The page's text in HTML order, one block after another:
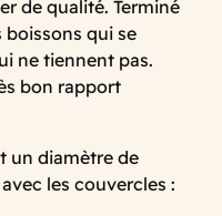
de qualité. Terminé
boissons qui se
ne tiennent pas.
bon rapport
un diamètre de
les couvercles :